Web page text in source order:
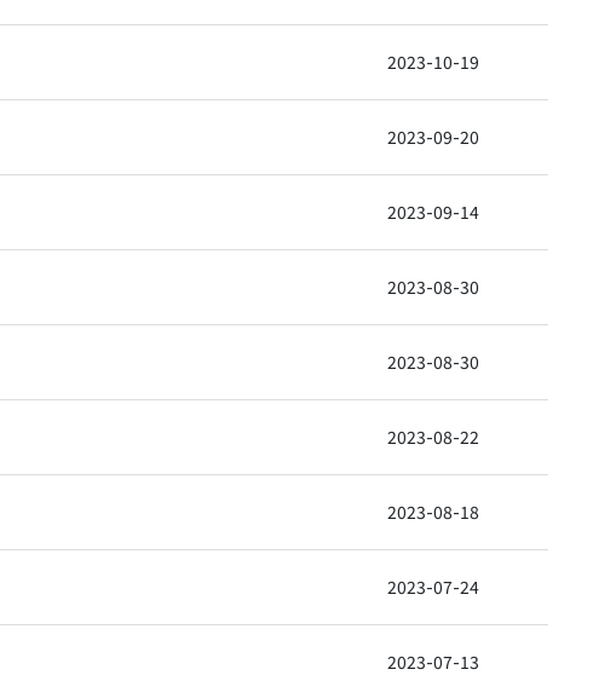
2023-10-19
2023-09-20
2023-09-14
2023-08-30
2023-08-30
2023-08-22
2023-08-18
2023-07-24
2023-07-13